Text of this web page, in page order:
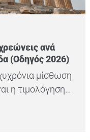
ανά
(Οδηγός 2026)
μίσθωση
η τιμολόγηση…